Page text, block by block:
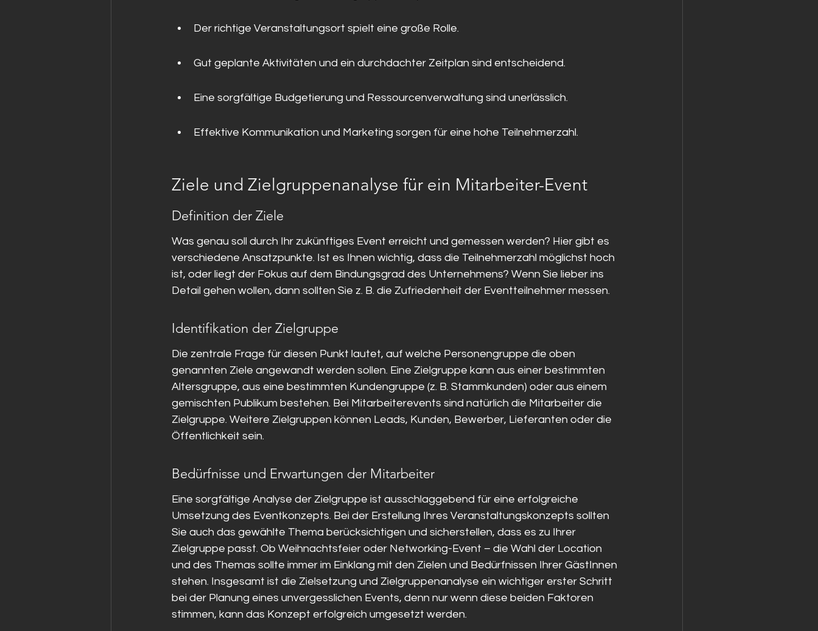
Der richtige Veranstaltungsort spielt eine große Rolle.
Gut geplante Aktivitäten und ein durchdachter Zeitplan sind entscheidend.
Eine sorgfältige Budgetierung und Ressourcenverwaltung sind unerlässlich.
Effektive Kommunikation und Marketing sorgen für eine hohe Teilnehmerzahl.
Ziele und Zielgruppenanalyse für ein Mitarbeiter-Event
Definition der Ziele
Was genau soll durch Ihr zukünftiges Event erreicht und gemessen werden? Hier gibt es
verschiedene Ansatzpunkte. Ist es Ihnen wichtig, dass die Teilnehmerzahl möglichst hoch
ist, oder liegt der Fokus auf dem Bindungsgrad des Unternehmens? Wenn Sie lieber ins
Detail gehen wollen, dann sollten Sie z. B. die Zufriedenheit der Eventteilnehmer messen.
Identifikation der Zielgruppe
Die zentrale Frage für diesen Punkt lautet, auf welche Personengruppe die oben
genannten Ziele angewandt werden sollen. Eine Zielgruppe kann aus einer bestimmten
Altersgruppe, aus eine bestimmten Kundengruppe (z. B. Stammkunden) oder aus einem
gemischten Publikum bestehen. Bei Mitarbeiterevents sind natürlich die Mitarbeiter die
Zielgruppe. Weitere Zielgruppen können Leads, Kunden, Bewerber, Lieferanten oder die
Öffentlichkeit sein.
Bedürfnisse und Erwartungen der Mitarbeiter
Eine sorgfältige Analyse der Zielgruppe ist ausschlaggebend für eine erfolgreiche
Umsetzung des Eventkonzepts. Bei der Erstellung Ihres Veranstaltungskonzepts sollten
Sie auch das gewählte Thema berücksichtigen und sicherstellen, dass es zu Ihrer
Zielgruppe passt. Ob Weihnachtsfeier oder Networking-Event – die Wahl der Location
und des Themas sollte immer im Einklang mit den Zielen und Bedürfnissen Ihrer GästInnen
stehen. Insgesamt ist die Zielsetzung und Zielgruppenanalyse ein wichtiger erster Schritt
bei der Planung eines unvergesslichen Events, denn nur wenn diese beiden Faktoren
stimmen, kann das Konzept erfolgreich umgesetzt werden.